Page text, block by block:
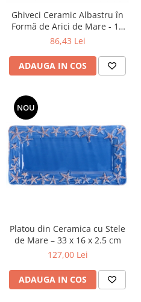
Ghiveci Ceramic Albastru în
Formă de Arici de Mare - 10
cm
86,43 Lei
ADAUGA IN COS
NOU
Platou din Ceramica cu Stele
de Mare – 33 x 16 x 2.5 cm
127,00 Lei
ADAUGA IN COS